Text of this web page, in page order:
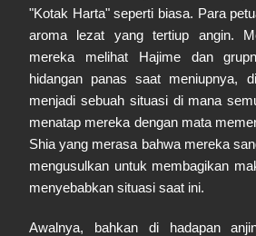
"Kotak Harta" seperti biasa. Para
aroma lezat yang tertiup angin.
mereka melihat Hajime dan
hidangan panas saat meniupnya,
menjadi sebuah situasi di mana
menatap mereka dengan mata
Shia yang merasa bahwa mereka
mengusulkan untuk membagikan
menyebabkan situasi saat ini.
Awalnya, bahkan di hadapan